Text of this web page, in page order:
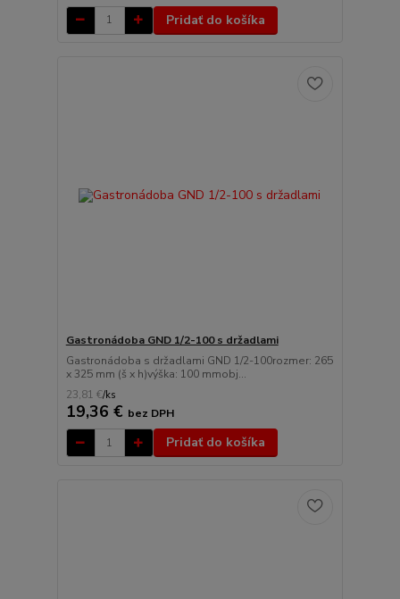
Pridať do košíka
Gastronádoba GND 1/2-100 s držadlami
Gastronádoba s držadlami GND 1/2-100rozmer: 265
x 325 mm (š x h)výška: 100 mmobj...
23,81 €/ks
19,36 € bez DPH
Pridať do košíka